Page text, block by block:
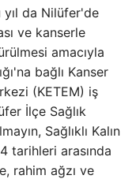
da Nilüfer'de
ve kanserle
amacıyla
bağlı Kanser
(KETEM) iş
İlçe Sağlık
Sağlıklı Kalın
tarihleri ​​arasında
rahim ağzı ve